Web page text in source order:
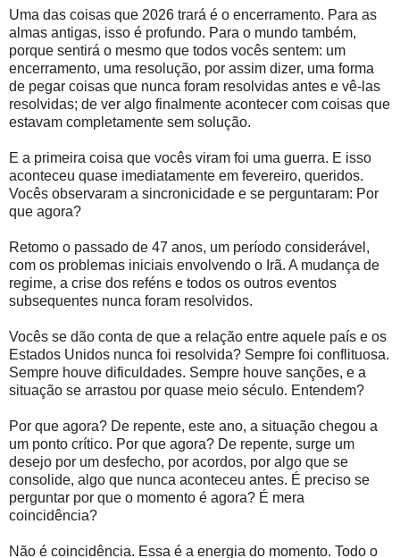
Uma das coisas que 2026 trará é o encerramento. Para as
almas antigas, isso é profundo. Para o mundo também,
porque sentirá o mesmo que todos vocês sentem: um
encerramento, uma resolução, por assim dizer, uma forma
de pegar coisas que nunca foram resolvidas antes e vê-las
resolvidas; de ver algo finalmente acontecer com coisas que
estavam completamente sem solução.
E a primeira coisa que vocês viram foi uma guerra. E isso
aconteceu quase imediatamente em fevereiro, queridos.
Vocês observaram a sincronicidade e se perguntaram: Por
que agora?
Retomo o passado de 47 anos, um período considerável,
com os problemas iniciais envolvendo o Irã. A mudança de
regime, a crise dos reféns e todos os outros eventos
subsequentes nunca foram resolvidos.
Vocês se dão conta de que a relação entre aquele país e os
Estados Unidos nunca foi resolvida? Sempre foi conflituosa.
Sempre houve dificuldades. Sempre houve sanções, e a
situação se arrastou por quase meio século. Entendem?
Por que agora? De repente, este ano, a situação chegou a
um ponto crítico. Por que agora? De repente, surge um
desejo por um desfecho, por acordos, por algo que se
consolide, algo que nunca aconteceu antes. É preciso se
perguntar por que o momento é agora? É mera
coincidência?
Não é coincidência. Essa é a energia do momento. Todo o